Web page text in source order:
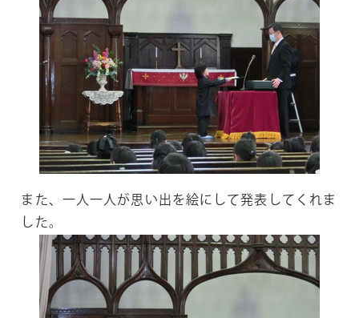
また、一人一人が思い出を絵にして発表してくれま
した。